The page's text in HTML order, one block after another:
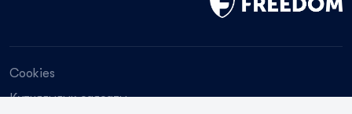
Cookies
Құпиялылық саясаты